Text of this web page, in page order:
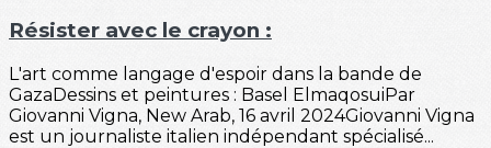
Résister avec le crayon :
L'art comme langage d'espoir dans la bande de
GazaDessins et peintures : Basel ElmaqosuiPar
Giovanni Vigna, New Arab, 16 avril 2024Giovanni Vigna
est un journaliste italien indépendant spécialisé...